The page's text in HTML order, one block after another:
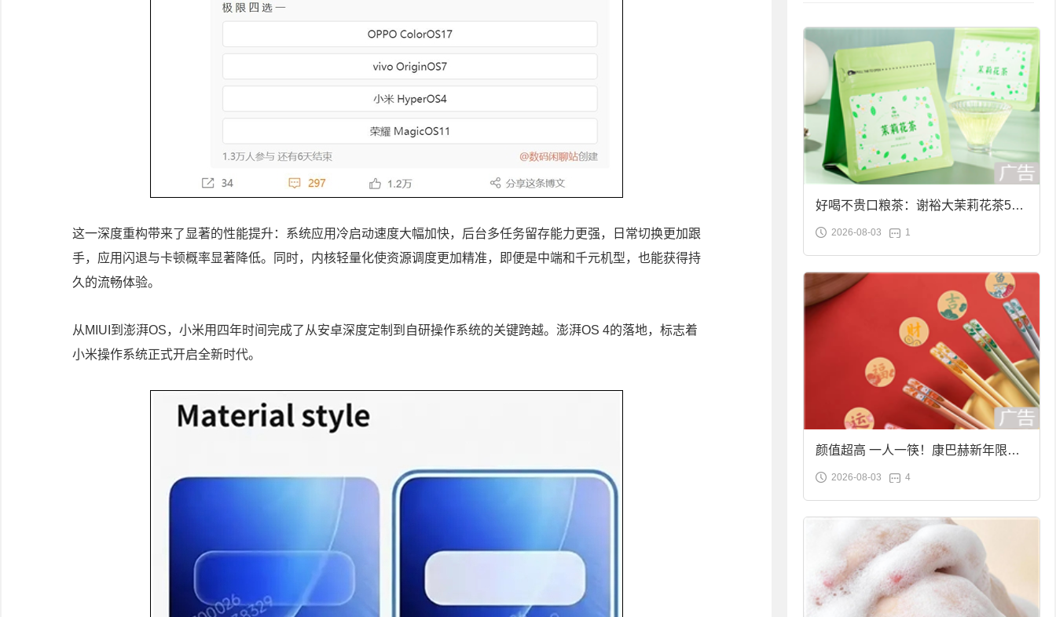
这一深度重构带来了显著的性能提升：系统应用冷启动速度大幅加快，后台多任务留存能力更强，日常切换更加跟
手，应用闪退与卡顿概率显著降低。同时，内核轻量化使资源调度更加精准，即便是中端和千元机型，也能获得持
久的流畅体验。
从MIUI到澎湃OS，小米用四年时间完成了从安卓深度定制到自研操作系统的关键跨越。澎湃OS 4的落地，标志着
小米操作系统正式开启全新时代。
好喝不贵口粮茶：谢裕大茉莉花茶50g
袋装9.9元到手
2026-08-03 1
颜值超高 一人一筷！康巴赫新年限定
合金筷子大促：19.9元
2026-08-03 4